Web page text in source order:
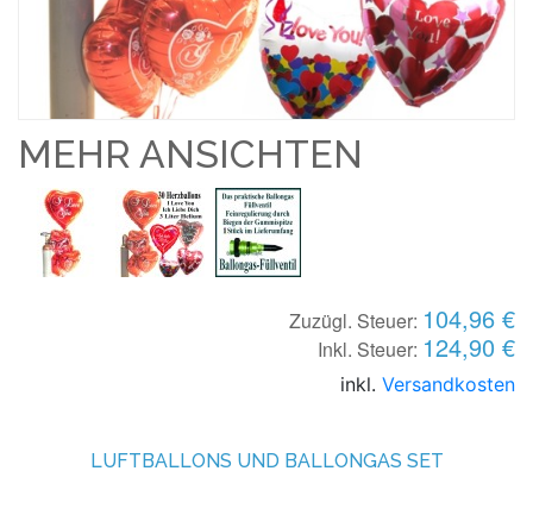
MEHR ANSICHTEN
Zuzügl. Steuer: 104,96 €
Inkl. Steuer: 124,90 €
inkl. Versandkosten
LUFTBALLONS UND BALLONGAS SET